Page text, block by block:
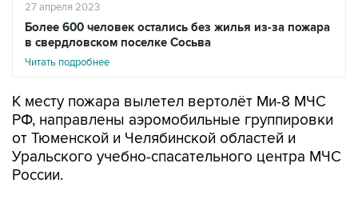
27 апреля 2023
Более 600 человек остались без жилья из-за пожара
в свердловском поселке Сосьва
Читать подробнее
К месту пожара вылетел вертолёт Ми-8 МЧС
РФ, направлены аэромобильные группировки
от Тюменской и Челябинской областей и
Уральского учебно-спасательного центра МЧС
России.